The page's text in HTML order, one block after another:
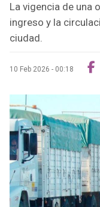
La vigencia de una
ingreso y la
ciudad.
10 Feb 2026 - 00:18